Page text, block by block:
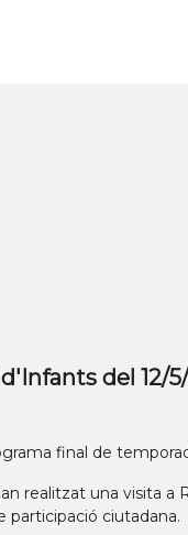
del 12/
final de
realitzat una visita a
ciutadana.